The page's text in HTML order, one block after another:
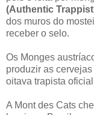
(Authentic
dos muros do
receber o selo.
Os Monges
produzir as
oitava trapista
A Mont des Cats